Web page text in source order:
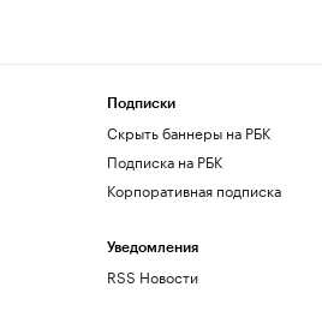
Подписки
Скрыть баннеры на РБК
Подписка на РБК
Корпоративная подписка
Уведомления
RSS Новости